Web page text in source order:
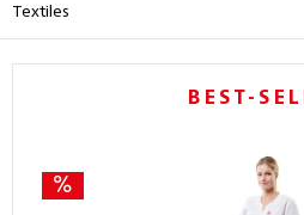
Textiles
BEST-